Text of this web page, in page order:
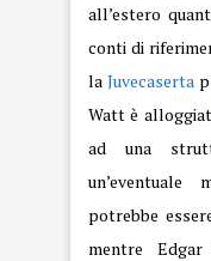
all’estero
conti di
laJuvecaserta
Watt è
ad una
potrebbe
mentre